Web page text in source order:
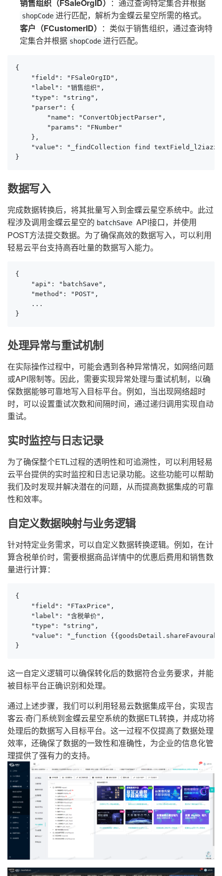
销售组织（FSaleOrgID） ：通过查询特定集合并根据
shopCode 进行匹配，解析为金蝶云星空所需的格式。
客户（FCustomerID） ：类似于销售组织，通过查询特
定集合并根据 shopCode 进行匹配。
{
    "field": "FSaleOrgID",
    "label": "销售组织",
    "type": "string",
    "parser": {
        "name": "ConvertObjectParser",
        "params": "FNumber"
    },
"value": "_findCollection find
}
数据写入
完成数据转换后，将其批量写入到金蝶云星空系统中。此过
程涉及调用金蝶云星空的 batchSave API接口，并使用
POST方法提交数据。为了确保高效的数据写入，可以利用
轻易云平台支持高吞吐量的数据写入能力。
{
    "api": "batchSave",
    "method": "POST",
    ...
}
处理异常与重试机制
在实际操作过程中，可能会遇到各种异常情况，如网络问题
或API限制等。因此，需要实现异常处理与重试机制，以确
保数据能够可靠地写入目标平台。例如，当出现网络超时
时，可以设置重试次数和间隔时间，通过递归调用实现自动
重试。
实时监控与日志记录
为了确保整个ETL过程的透明性和可追溯性，可以利用轻易
云平台提供的实时监控和日志记录功能。这些功能可以帮助
我们及时发现并解决潜在的问题，从而提高数据集成的可靠
性和效率。
自定义数据映射与业务逻辑
针对特定业务需求，可以自定义数据转换逻辑。例如，在计
算含税单价时，需要根据商品详情中的优惠后费用和销售数
量进行计算：
{
    "field": "FTaxPrice",
    "label": "含税单价",
    "type": "string",
"value": "_function
}
这一自定义逻辑可以确保转化后的数据符合业务要求，并能
被目标平台正确识别和处理。
通过上述步骤，我们可以利用轻易云数据集成平台，实现吉
客云·奇门系统到金蝶云星空系统的数据ETL转换，并成功将
处理后的数据写入目标平台。这一过程不仅提高了数据处理
效率，还确保了数据的一致性和准确性，为企业的信息化管
理提供了强有力的支持。